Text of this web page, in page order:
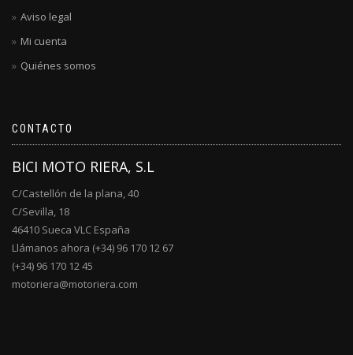
Aviso legal
Mi cuenta
Quiénes somos
CONTACTO
BICI MOTO RIERA, S.L
C/Castellón de la plana, 40
C/Sevilla, 18
46410 Sueca VLC España
Llámanos ahora (+34) 96 170 12 67
(+34) 96 170 12 45
motoriera@motoriera.com